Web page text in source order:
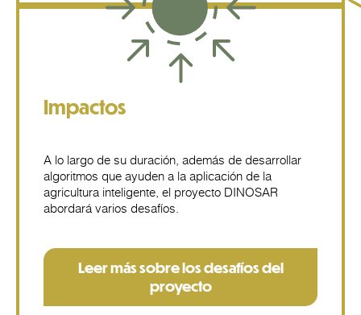
Impactos
A lo largo de su duración, además de desarrollar
algoritmos que ayuden a la aplicación de la
agricultura inteligente, el proyecto DINOSAR
abordará varios desafíos.
Leer más sobre los desafíos del
proyecto